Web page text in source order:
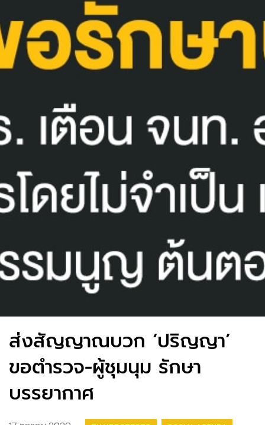
ส่งสัญญาณบวก ‘ปริญญา’
ขอตำรวจ-ผู้ชุมนุม รักษา
บรรยากาศ